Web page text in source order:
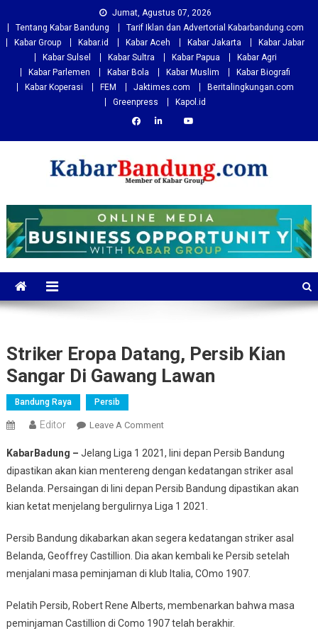
to
content
Jumat, Agustus 07, 2026
Tentang Kabar Bandung
Tarif Iklan dan Advertorial Kabarbandung.com
Kabar Group
Kabar.id Kabar Aceh Kabar Jakarta
Kabar Jabar
Kabar Sulsel
Kabar Sultra Kabar Papua
Kabar Agri
Kabar Parlemen
Kabar Bola Kabar Muslim
Kabar Biografi
Kabar Koperasi
FEM Jaktimes.com
Beritalingkungan.com
Greenpress
Kapol.id
Kabarbandung.com
Striker Eropa Datang, Persib Kian
Sangar Di Gawang Lawan
Bandung Raya Persib
Editor Leave A CommentOn
Eropa
Datang,
Persib
Kian
Di
Gawang
Lawan
KabarBadung – Jelang Liga 1 2021, lini depan Persib Bandung
dipastikan akan kian mentereng dengan kedatangan striker asal
Belanda. Persaingan di lini depan Persib Bandung dipastikan akan
kian ketat menjelang bergulirnya Liga 1 2021.
Persib Bandung dikabarkan akan segera kedatangan striker asal
Belanda, Geoffrey Castillion. Dia akan kembali ke Persib setelah
menjalani masa peminjaman di klub Italia, COmo 1907.
Pelatih Persib, Robert Rene Alberts, membenarkan bahwa masa
peminjaman Castillion di Como 1907 telah berakhir.